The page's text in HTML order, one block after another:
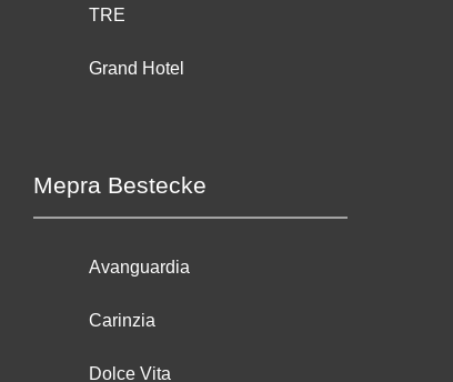
TRE
Grand Hotel
Mepra Bestecke
Avanguardia
Carinzia
Dolce Vita